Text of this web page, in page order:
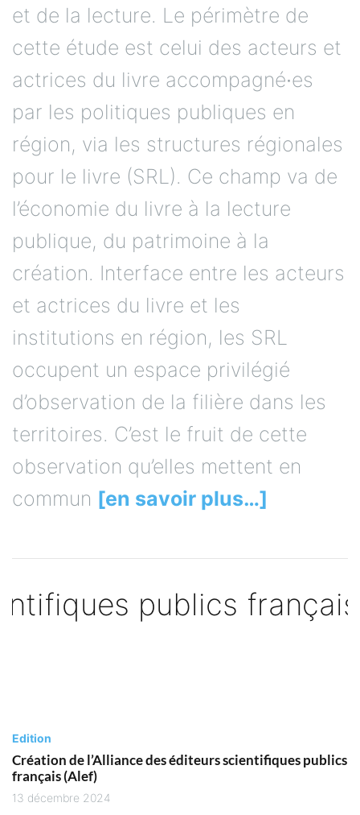
et de la lecture. Le périmètre de
cette étude est celui des acteurs et
actrices du livre accompagné∙es
par les politiques publiques en
région, via les structures régionales
pour le livre (SRL). Ce champ va de
l’économie du livre à la lecture
publique, du patrimoine à la
création. Interface entre les acteurs
et actrices du livre et les
institutions en région, les SRL
occupent un espace privilégié
d’observation de la filière dans les
territoires. C’est le fruit de cette
observation qu’elles mettent en
commun [en savoir plus…]
Edition
Création de l’Alliance des éditeurs scientifiques publics
français (Alef)
13 décembre 2024